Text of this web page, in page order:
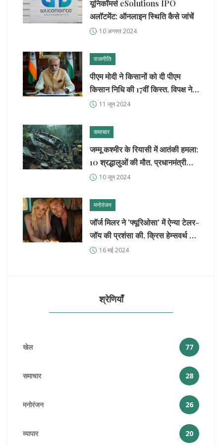
यूनिकॉमर्स eSolutions IPO
अलॉटमेंट: ऑनलाइन स्थिति कैसे जांचें
10 अगस्त 2024
राजनीति
पीएम मोदी ने किसानों को दी पीएम
किसान निधि की 17वीं किस्त, विपक्ष ने
बताया 'बड़ा तमाशा'
11 जून 2024
समाचार
जम्मू कश्मीर के रियासी में आतंकी हमला:
10 श्रद्धालुओं की मौत, प्रधानमंत्री
मोदी ने कड़ी निंदा की
10 जून 2024
मनोरंजन
जॉर्ज मिलर ने 'फ्यूरिओसा' में ऐन्या टेलर-
जॉय की प्रशंसा की, क्रिस हेम्सवर्थ के
साथ परफेक्ट जोड़ी बताया
16 मई 2024
श्रेणियाँ
खेल 77
समाचार 28
मनोरंजन 26
व्यापार 20